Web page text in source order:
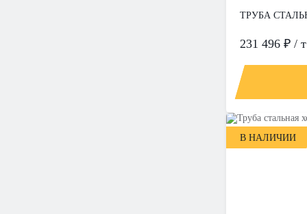
ТРУБА
231 496 ₽ / т
В НАЛИЧИИ